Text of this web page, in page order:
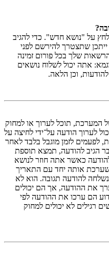
על "נושא חדש". כדי להגיב
שתצטרך להירשם לפני
שלך בכל פורום זמינה
אתה יכול לשלוח נושאים
וכן הלאה.
המערכת, תוכל לערוך או למחוק
לערוך הודעה על־ידי לחיצה על
לפעמים לזמן מוגבל בלבד לאחר
הגיב להודעה, תמצא תוספת
כאשר אתה חוזר לנושא
אותה יחד עם התאריך
להודעה תגובה. הוא לא
את ההודעה, אך הם יכולים
הם ערכו את ההודעה לפי
רגילים לא יכולים למחוק